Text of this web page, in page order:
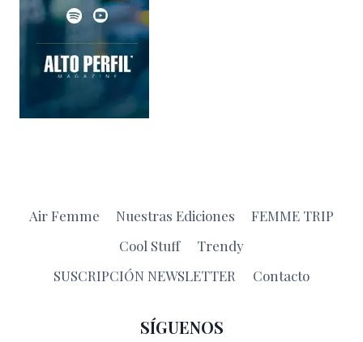
Air Femme Nuestras Ediciones
FEMME TRIP
Cool Stuff
Trendy
SUSCRIPCIÓN NEWSLETTER
Contacto
SÍGUENOS